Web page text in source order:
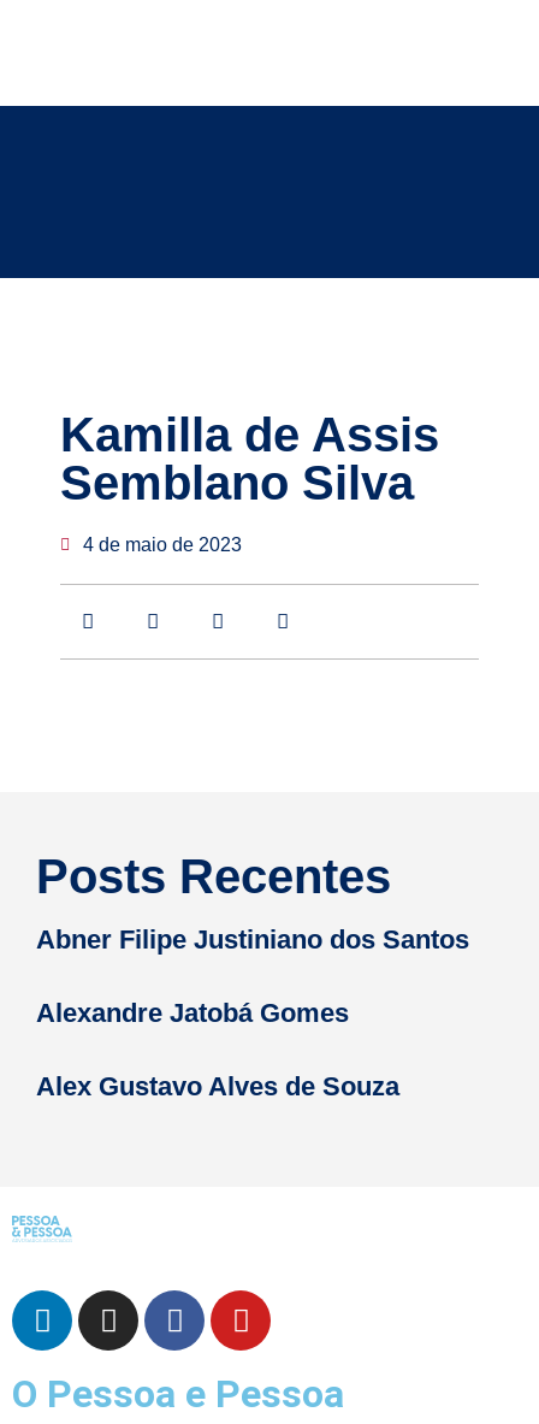
Kamilla de Assis
Semblano Silva
4 de maio de 2023
Posts Recentes
Abner Filipe Justiniano dos Santos
Alexandre Jatobá Gomes
Alex Gustavo Alves de Souza
O Pessoa e Pessoa